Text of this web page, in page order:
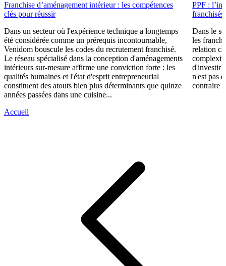
Franchise d’aménagement intérieur : les compétences
clés pour réussir
Dans un secteur où l'expérience technique a longtemps
été considérée comme un prérequis incontournable,
Venidom bouscule les codes du recrutement franchisé.
Le réseau spécialisé dans la conception d'aménagements
intérieurs sur-mesure affirme une conviction forte : les
qualités humaines et l'état d'esprit entrepreneurial
constituent des atouts bien plus déterminants que quinze
années passées dans une cuisine...
PPF :
franchisés
Dans le
les
relation
d'investir
n'est pas
contraire
Accueil